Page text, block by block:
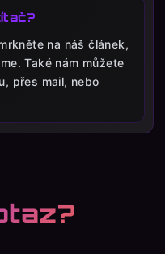
na náš článek,
Také nám můžete
přes mail, nebo